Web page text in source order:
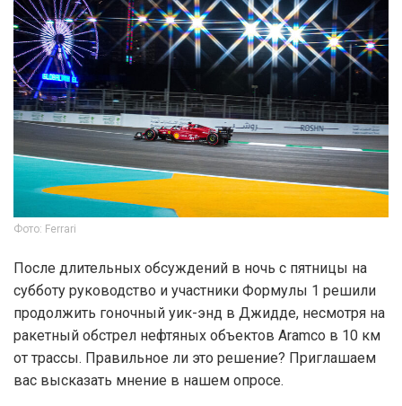
Фото: Ferrari
После длительных обсуждений в ночь с пятницы на
субботу руководство и участники Формулы 1 решили
продолжить гоночный уик-энд в Джидде, несмотря на
ракетный обстрел нефтяных объектов Aramco в 10 км
от трассы. Правильное ли это решение? Приглашаем
вас высказать мнение в нашем опросе.